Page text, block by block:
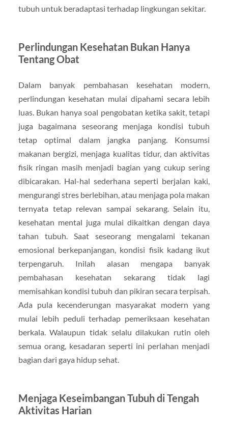
tubuh untuk beradaptasi terhadap lingkungan sekitar.
Perlindungan Kesehatan Bukan Hanya
Tentang Obat
Dalam banyak pembahasan kesehatan modern,
perlindungan kesehatan mulai dipahami secara lebih
luas. Bukan hanya soal pengobatan ketika sakit, tetapi
juga bagaimana seseorang menjaga kondisi tubuh
tetap optimal dalam jangka panjang. Konsumsi
makanan bergizi, menjaga kualitas tidur, dan aktivitas
fisik ringan masih menjadi bagian yang cukup sering
dibicarakan. Hal-hal sederhana seperti berjalan kaki,
mengurangi stres berlebihan, atau menjaga pola makan
ternyata tetap relevan sampai sekarang. Selain itu,
kesehatan mental juga mulai dikaitkan dengan daya
tahan tubuh. Saat seseorang mengalami tekanan
emosional berkepanjangan, kondisi fisik kadang ikut
terpengaruh. Inilah alasan mengapa banyak
pembahasan kesehatan sekarang tidak lagi
memisahkan kondisi tubuh dan pikiran secara terpisah.
Ada pula kecenderungan masyarakat modern yang
mulai lebih peduli terhadap pemeriksaan kesehatan
berkala. Walaupun tidak selalu dilakukan rutin oleh
semua orang, kesadaran seperti ini perlahan menjadi
bagian dari gaya hidup sehat.
Menjaga Keseimbangan Tubuh di Tengah
Aktivitas Harian